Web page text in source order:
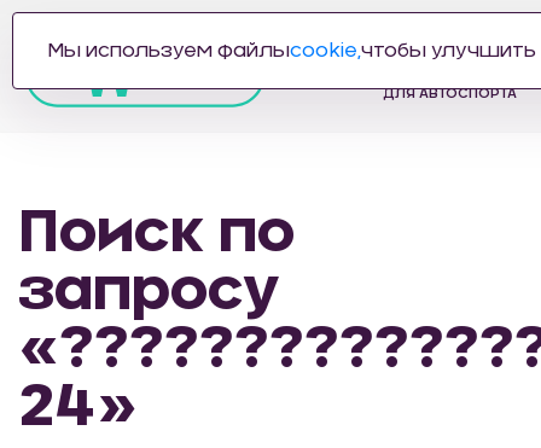
ПРОИЗВОДИТЕЛЬ
ДЛЯ АВТОСПОРТА
Поиск по
запросу
24»
Мы используем файлыcookie, чтобы улучшить